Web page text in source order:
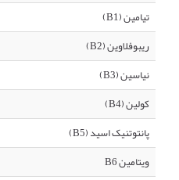
تیامین (B1)
ریبوفلاوین (B2)
نیاسین (B3)
کولین (B4)
پانتوتنیک اسید (B5)
ویتامین B6